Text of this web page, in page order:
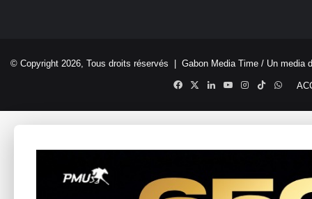
© Copyright 2026, Tous droits réservés | Gabon Media Time / Un media
Facebook
X LinkedinYouTubeInstagram
TikTok